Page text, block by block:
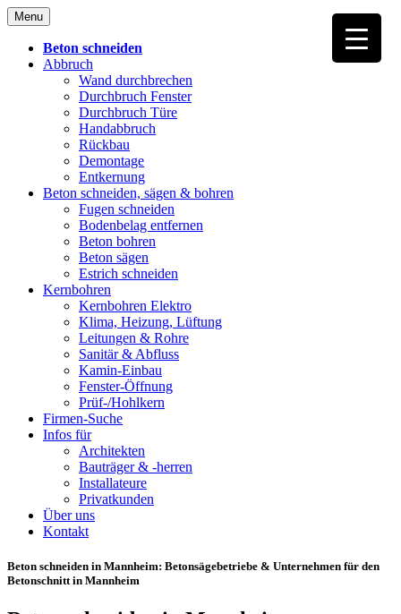
Skip
to
content
Menu
Beton schneiden
Abbruch
Wand durchbrechen
Durchbruch Fenster
Durchbruch Türe
Handabbruch
Rückbau
Demontage
Entkernung
Beton schneiden, sägen & bohren
Fugen schneiden
Bodenbelag entfernen
Beton bohren
Beton sägen
Estrich schneiden
Kernbohren
Kernbohren Elektro
Klima, Heizung, Lüftung
Leitungen & Rohre
Sanitär & Abfluss
Kamin-Einbau
Fenster-Öffnung
Prüf-/Hohlkern
Firmen-Suche
Infos für
Architekten
Bauträger & -herren
Installateure
Privatkunden
Über uns
Kontakt
Beton schneiden in Mannheim: Betonsägebetriebe & Unternehmen für den
Betonschnitt in Mannheim